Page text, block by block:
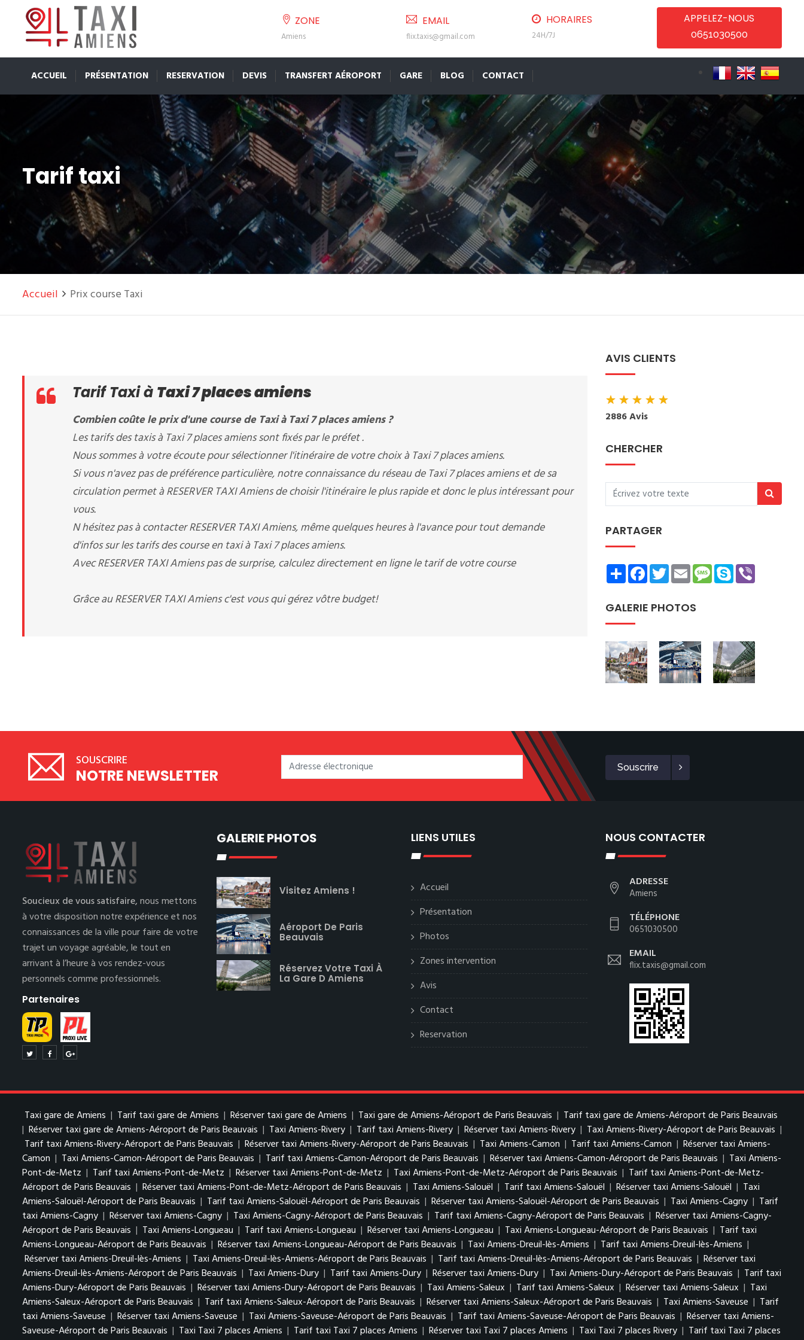
ZONE
Amiens
EMAIL
flix.taxis@gmail.com
HORAIRES
24H/7J
APPELEZ-NOUS
0651030500
ACCUEIL PRÉSENTATION RESERVATION DEVIS TRANSFERT AÉROPORT GARE BLOG CONTACT
Tarif taxi
Accueil Prix course Taxi
Tarif Taxi à Taxi 7 places amiens
Combien coûte le prix d'une course de Taxi à Taxi 7 places amiens ?
Les tarifs des taxis à Taxi 7 places amiens sont fixés par le préfet .
Nous sommes à votre écoute pour sélectionner l'itinéraire de votre choix à Taxi 7 places amiens.
Si vous n'avez pas de préférence particulière, notre connaissance du réseau de Taxi 7 places amiens et de sa
circulation permet à RESERVER TAXI Amiens de choisir l'itinéraire le plus rapide et donc le plus intéressant pour
vous.
N hésitez pas à contacter RESERVER TAXI Amiens, même quelques heures à l'avance pour tout demande
d'infos sur les tarifs des course en taxi à Taxi 7 places amiens.
Avec RESERVER TAXI Amiens pas de surprise, calculez directement en ligne le tarif de votre course
Grâce au RESERVER TAXI Amiens c'est vous qui gérez vôtre budget!
AVIS CLIENTS
★★★★★
2886 Avis
CHERCHER
PARTAGER
ShareFacebookTwitterEmailMessage
Skype
GALERIE PHOTOS
SOUSCRIRE
NOTRE NEWSLETTER Souscrire
Soucieux de vous satisfaire,nous mettons
à votre disposition notre expérience et nos
connaissances de la ville pour faire de votre
trajet un voyage agréable, le tout en
arrivant à l’heure à vos rendez-vous
personnels comme professionnels.
Partenaires
GALERIE PHOTOS
Visitez Amiens !
Aéroport De Paris
Beauvais
Réservez Votre Taxi À
La Gare D Amiens
LIENS UTILES
Accueil
Présentation
Photos
Zones intervention
Avis
Contact
Reservation
NOUS CONTACTER
ADRESSE
Amiens
TÉLÉPHONE
0651030500
EMAIL
flix.taxis@gmail.com
Taxi gare de Amiens | Tarif taxi gare de Amiens | Réserver taxi gare de Amiens | Taxi gare de Amiens-Aéroport de Paris Beauvais | Tarif taxi gare de Amiens-Aéroport de Paris Beauvais
| Réserver taxi gare de Amiens-Aéroport de Paris Beauvais | Taxi Amiens-Rivery | Tarif taxi Amiens-Rivery | Réserver taxi Amiens-Rivery | Taxi Amiens-Rivery-Aéroport de Paris Beauvais |
Tarif taxi Amiens-Rivery-Aéroport de Paris Beauvais | Réserver taxi Amiens-Rivery-Aéroport de Paris Beauvais | Taxi Amiens-Camon | Tarif taxi Amiens-Camon | Réserver taxi Amiens-
Camon | Taxi Amiens-Camon-Aéroport de Paris Beauvais | Tarif taxi Amiens-Camon-Aéroport de Paris Beauvais | Réserver taxi Amiens-Camon-Aéroport de Paris Beauvais | Taxi Amiens-
Pont-de-Metz | Tarif taxi Amiens-Pont-de-Metz | Réserver taxi Amiens-Pont-de-Metz | Taxi Amiens-Pont-de-Metz-Aéroport de Paris Beauvais | Tarif taxi Amiens-Pont-de-Metz-
Aéroport de Paris Beauvais | Réserver taxi Amiens-Pont-de-Metz-Aéroport de Paris Beauvais | Taxi Amiens-Salouël | Tarif taxi Amiens-Salouël | Réserver taxi Amiens-Salouël | Taxi
Amiens-Salouël-Aéroport de Paris Beauvais | Tarif taxi Amiens-Salouël-Aéroport de Paris Beauvais | Réserver taxi Amiens-Salouël-Aéroport de Paris Beauvais | Taxi Amiens-Cagny | Tarif
taxi Amiens-Cagny | Réserver taxi Amiens-Cagny | Taxi Amiens-Cagny-Aéroport de Paris Beauvais | Tarif taxi Amiens-Cagny-Aéroport de Paris Beauvais | Réserver taxi Amiens-Cagny-
Aéroport de Paris Beauvais | Taxi Amiens-Longueau | Tarif taxi Amiens-Longueau | Réserver taxi Amiens-Longueau | Taxi Amiens-Longueau-Aéroport de Paris Beauvais | Tarif taxi
Amiens-Longueau-Aéroport de Paris Beauvais | Réserver taxi Amiens-Longueau-Aéroport de Paris Beauvais | Taxi Amiens-Dreuil-lès-Amiens | Tarif taxi Amiens-Dreuil-lès-Amiens |
Réserver taxi Amiens-Dreuil-lès-Amiens | Taxi Amiens-Dreuil-lès-Amiens-Aéroport de Paris Beauvais | Tarif taxi Amiens-Dreuil-lès-Amiens-Aéroport de Paris Beauvais | Réserver taxi
Amiens-Dreuil-lès-Amiens-Aéroport de Paris Beauvais | Taxi Amiens-Dury | Tarif taxi Amiens-Dury | Réserver taxi Amiens-Dury | Taxi Amiens-Dury-Aéroport de Paris Beauvais | Tarif taxi
Amiens-Dury-Aéroport de Paris Beauvais | Réserver taxi Amiens-Dury-Aéroport de Paris Beauvais | Taxi Amiens-Saleux | Tarif taxi Amiens-Saleux | Réserver taxi Amiens-Saleux | Taxi
Amiens-Saleux-Aéroport de Paris Beauvais | Tarif taxi Amiens-Saleux-Aéroport de Paris Beauvais | Réserver taxi Amiens-Saleux-Aéroport de Paris Beauvais | Taxi Amiens-Saveuse | Tarif
taxi Amiens-Saveuse | Réserver taxi Amiens-Saveuse | Taxi Amiens-Saveuse-Aéroport de Paris Beauvais | Tarif taxi Amiens-Saveuse-Aéroport de Paris Beauvais | Réserver taxi Amiens-
Saveuse-Aéroport de Paris Beauvais | Taxi Taxi 7 places Amiens | Tarif taxi Taxi 7 places Amiens | Réserver taxi Taxi 7 places Amiens | Taxi Taxi 7 places Rivery | Tarif taxi Taxi 7 places